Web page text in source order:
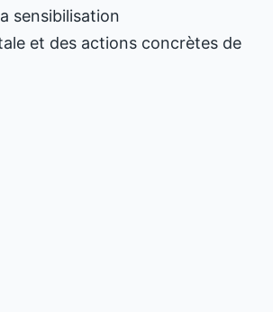
sensibilisation
et des actions concrètes de